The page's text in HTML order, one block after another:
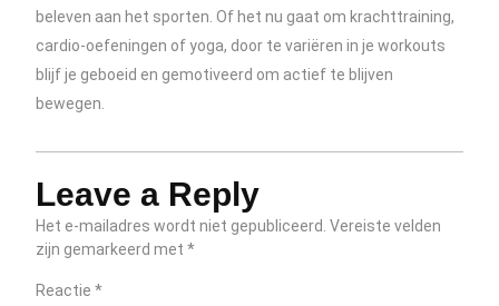
beleven aan het sporten. Of het nu gaat om krachttraining,
cardio-oefeningen of yoga, door te variëren in je workouts
blijf je geboeid en gemotiveerd om actief te blijven
bewegen.
Leave a Reply
Het e-mailadres wordt niet gepubliceerd. Vereiste velden
zijn gemarkeerd met *
Reactie *